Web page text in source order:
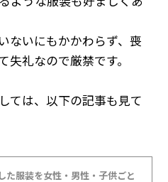
ないにもかかわらず、喪
失礼なので厳禁です。
ては、以下の記事も見て
た服装を女性・男性・子供ごと